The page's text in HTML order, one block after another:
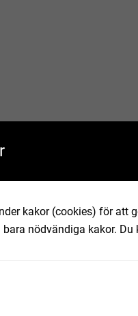
kakor (cookies) för att
bara nödvändiga kakor.